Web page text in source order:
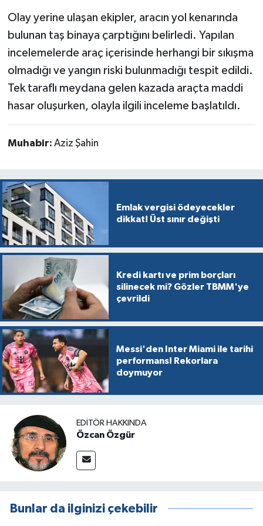
Olay yerine ulaşan ekipler, aracın yol kenarında
bulunan taş binaya çarptığını belirledi. Yapılan
incelemelerde araç içerisinde herhangi bir sıkışma
olmadığı ve yangın riski bulunmadığı tespit edildi.
Tek taraflı meydana gelen kazada araçta maddi
hasar oluşurken, olayla ilgili inceleme başlatıldı.
Muhabir: Aziz Şahin
Emlak vergisi ödeyecekler
dikkat! Üst sınır değişti
Kredi kartı ve prim borçları
silinecek mi? Gözler TBMM'ye
çevrildi
Messi'den Inter Miami ile tarihi
performans! Rekorlara
doymuyor
EDITÖR HAKKINDA
Özcan Özgür
Bunlar da ilginizi çekebilir